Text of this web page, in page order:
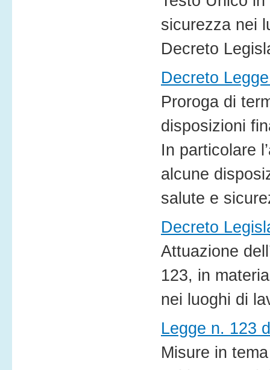
sicurezza nei
Decreto
Decreto
Proroga di
disposizioni
In particolare
alcune
salute e
Decreto
Attuazione
123, in
nei luoghi di
Legge n. 123
Misure in